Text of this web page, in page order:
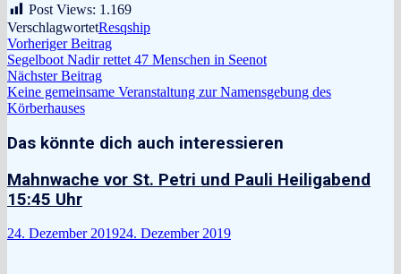
Post Views: 1.169
VerschlagwortetResqship
Beitragsnavigation
Vorheriger BeitragVorheriger
Beitrag:
Segelboot Nadir rettet 47 Menschen in Seenot
Nächster BeitragNächster
Beitrag:
Keine gemeinsame Veranstaltung zur Namensgebung des
Körberhauses
Das könnte dich auch interessieren
Mahnwache vor St. Petri und Pauli Heiligabend
15:45 Uhr
24. Dezember 201924. Dezember 2019